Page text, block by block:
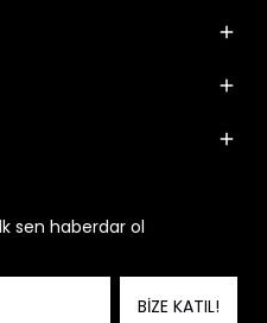
sen haberdar ol
BİZE KATIL!